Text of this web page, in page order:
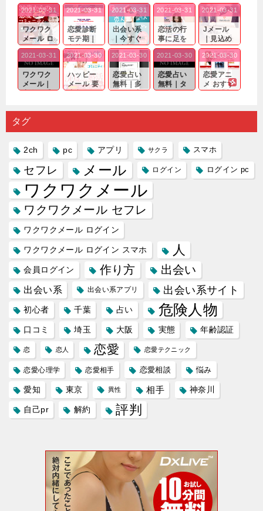
ワクワク
メール ロ
グイン pc
｜心の底
から真
剣...
2021-03-31
恋愛診断
モテ期｜
老若男女
問わ
ず…。
2021-03-31
出会い系
｜今すぐ
仲良くな
れる相手
探しをし
たいと...
2021-03-31
恋活の行
事に足を
運んでも
出会いの
チャンス
が訪れ...
2021-03-31
Jメール
｜見込め
る効果が
確実なも
のであっ
ても…...
2021-03-31
ワクワク
メール｜
り会った
人に軽...
2021-03-31
ハッピー
メール 要
するので
2021-03-30
恋愛占い
無料｜多
プリの内
2021-03-30
恋愛占い
無料｜タ
る人に恋
2021-03-30
恋愛アニ
メ おすす
雑で素人
2021-03-30
タグ
2ch pc アプリ サクラ スマホ
セフレ メール ログイン ログイン pc
ワクワクメール
ワクワクメール セフレ
ワクワクメール ログイン
ワクワクメール ログイン スマホ 人
会員ログイン 作り方 出会い
出会い系 出会い系アプリ 出会い系サイト
初心者 千葉 占い 危険人物
口コミ 埼玉 大阪 実態 年齢認証
恋 恋人 恋愛 恋愛テクニック
恋愛心理学 恋愛相手 恋愛相談 悩み
愛知 東京 異性 相手 神奈川
自己pr 解約 評判